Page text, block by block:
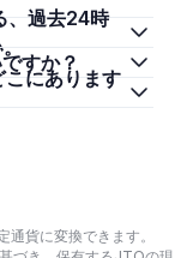
すか？
貨に変換できます。